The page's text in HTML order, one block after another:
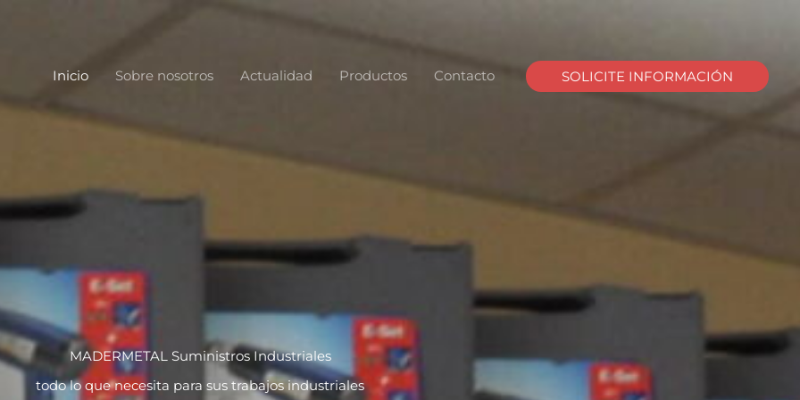
Inicio
Sobre nosotros Actualidad Productos Contacto SOLICITE INFORMACIÓN
MADERMETAL Suministros Industriales
todo lo que necesita para sus trabajos industriales